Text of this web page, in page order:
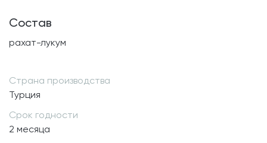
Состав
рахат-лукум
Страна производства
Турция
Срок годности
2 месяца